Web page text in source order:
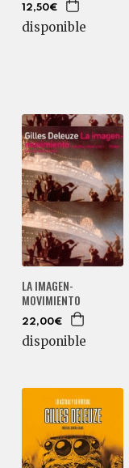
12,50€
disponible
LA IMAGEN-
MOVIMIENTO
22,00€
disponible